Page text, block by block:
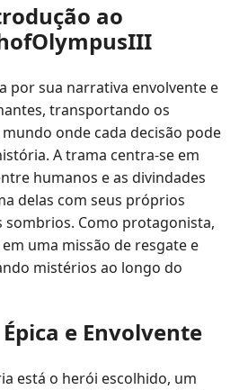
ao
por sua narrativa envolvente e
transportando os
onde cada decisão pode
A trama centra-se em
humanos e as divindades
delas com seus próprios
sombrios. Como protagonista,
uma missão de resgate e
mistérios ao longo do
e Envolvente
está o herói escolhido, um